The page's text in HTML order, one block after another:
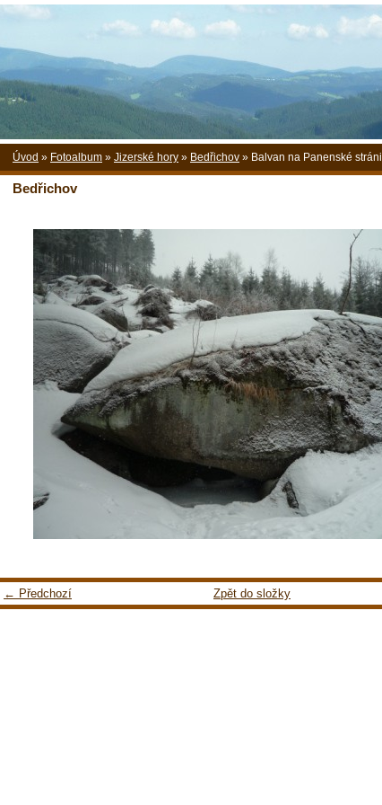
Úvod » Fotoalbum » Jizerské hory » Bedřichov » Balvan na Panenské stráni
Bedřichov
← Předchozí Zpět do složky